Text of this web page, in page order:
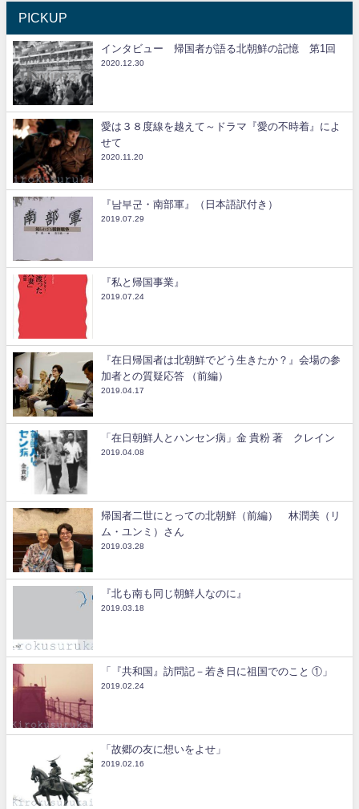
PICKUP
インタビュー 帰国者が語る北朝鮮の記憶 第1回
2020.12.30
愛は３８度線を越えて～ドラマ『愛の不時着』によ
せて
2020.11.20
『남부군・南部軍』（日本語訳付き）
2019.07.29
『私と帰国事業』
2019.07.24
『在日帰国者は北朝鮮でどう生きたか？』会場の参
加者との質疑応答 （前編）
2019.04.17
「在日朝鮮人とハンセン病」金 貴粉 著 クレイン
2019.04.08
帰国者二世にとっての北朝鮮（前編） 林潤美（リ
ム・ユンミ）さん
2019.03.28
『北も南も同じ朝鮮人なのに』
2019.03.18
「『共和国』訪問記－若き日に祖国でのこと ①」
2019.02.24
「故郷の友に想いをよせ」
2019.02.16